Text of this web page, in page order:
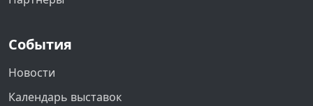
События
Новости
Календарь выставок